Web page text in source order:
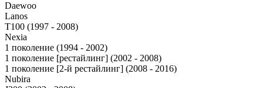
Daewoo
Lanos
T100 (1997 - 2008)
Nexia
1 поколение (1994 - 2002)
1 поколение [рестайлинг] (2002 - 2008)
1 поколение [2-й рестайлинг] (2008 - 2016)
Nubira